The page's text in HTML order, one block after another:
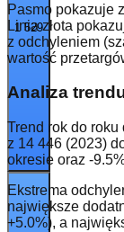
1 529
Pasmo pokazuje
Linia złota
z odchyleniem
wartość
Analiza
Trend rok do roku
z 14 446 (2023)
okresie oraz -
Ekstrema
największe
+5.0%), a